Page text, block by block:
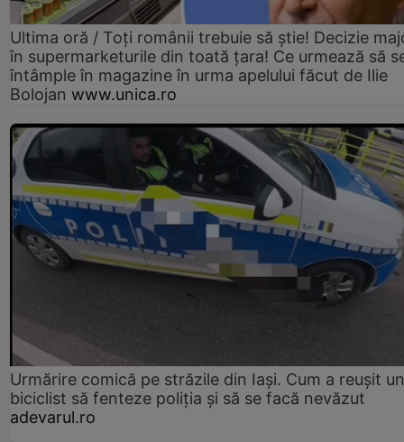
Ultima oră / Toți românii trebuie să știe! Decizie
în supermarketurile din toată țara! Ce urmează să
întâmple în magazine în urma apelului făcut de Ilie
Bolojan www.unica.ro
Urmărire comică pe străzile din Iași. Cum a reușit un
biciclist să fenteze poliția și să se facă nevăzut
adevarul.ro